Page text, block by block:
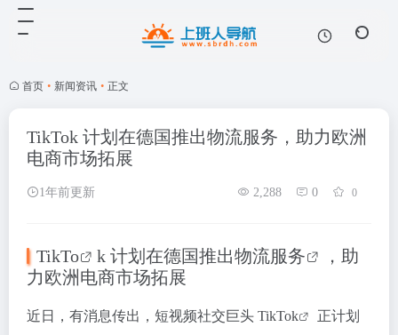
首页 • 新闻资讯 • 正文
TikTok 计划在德国推出物流服务，助力欧洲
电商市场拓展
1年前更新 2,288 0 0
TikTo k 计划在德国推出物流服务
，助
力欧洲电商市场拓展
近日，有消息传出，短视频社交巨头 TikTok
正计划